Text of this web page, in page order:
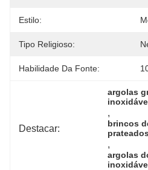
Estilo:
Tipo Religioso:
Habilidade Da Fonte:
Destacar:
argolas
,
brincos
,
argolas